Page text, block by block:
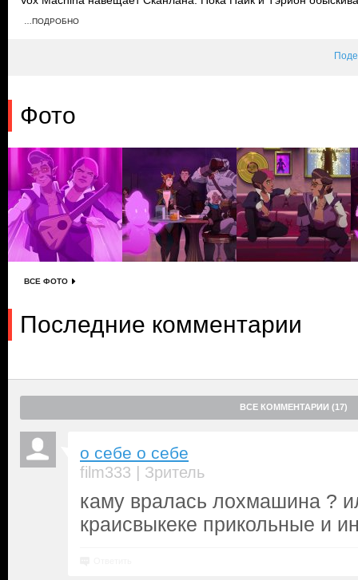
Сканланом и принимает вместе с ним наркотики. Узнав о
…ПОДРОБНО
Фото
ВСЕ ФОТО
Последние комментарии
ВСЕ КОММЕНТАРИИ (17)
о себе о себе
film333 | Зритель
каму вралась лохмашина ?
краисвыкеке прикольные и